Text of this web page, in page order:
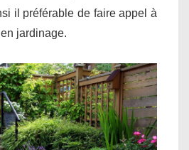
il préférable de faire appel à
jardinage.